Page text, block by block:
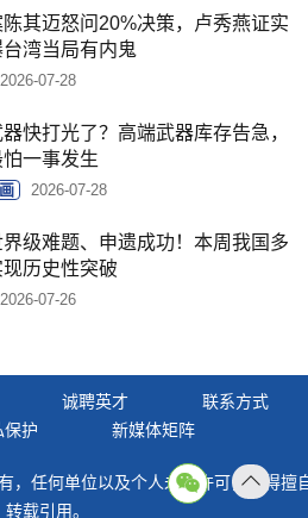
其迈怒问20%决策，卢秀燕证实
台湾当局有内鬼
2026-07-28
快打光了？高端武器库存告急，
一事发生
2026-07-28
级难题、申遗成功！本周我国多
历史性突破
2026-07-26
诚聘英才
联系方式
保护 新媒体矩阵
，任何单位以及个人未经许可，不得擅
转载引用。